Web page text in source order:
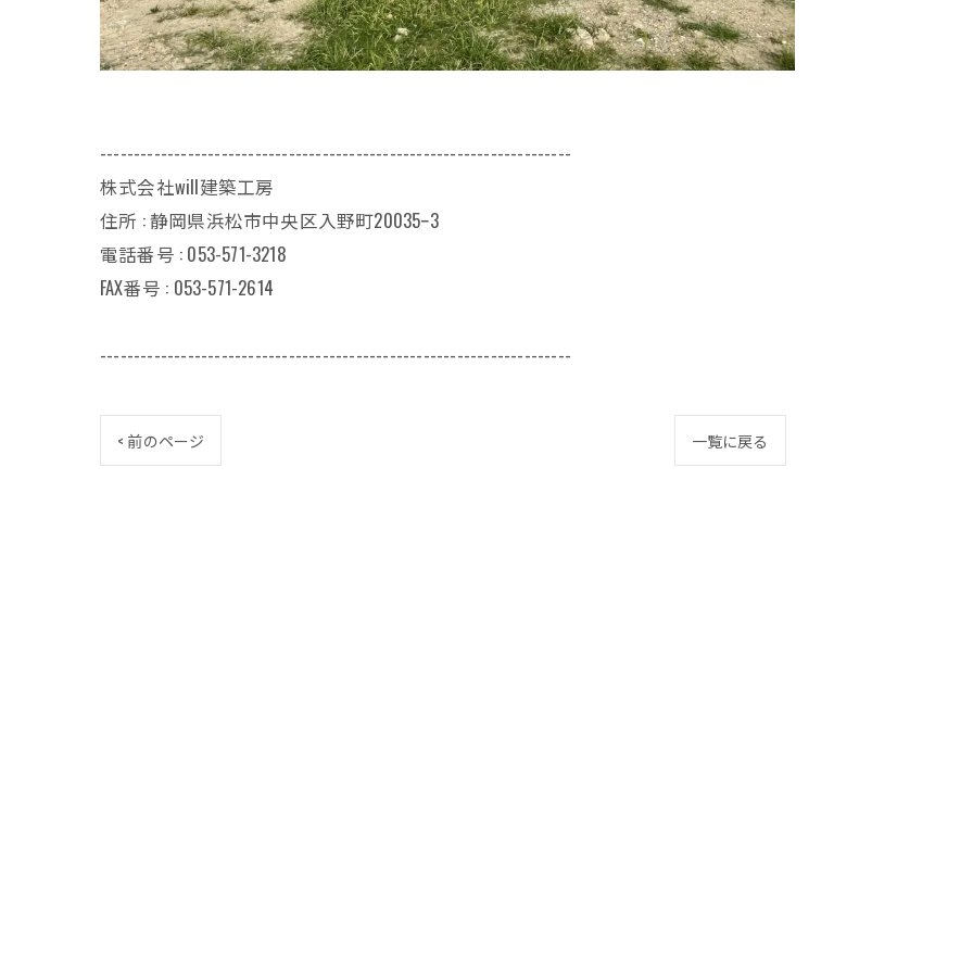
----------------------------------------------------------------------
株式会社will建築工房
住所 : 静岡県浜松市中央区入野町20035ｰ3
電話番号 : 053-571-3218
FAX番号 : 053-571-2614
----------------------------------------------------------------------
< 前のページ 一覧に戻る